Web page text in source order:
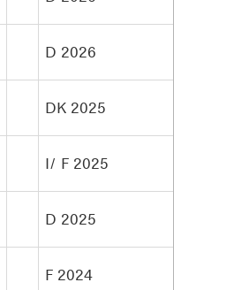
D 2026
DK 2025
I/ F 2025
D 2025
F 2024